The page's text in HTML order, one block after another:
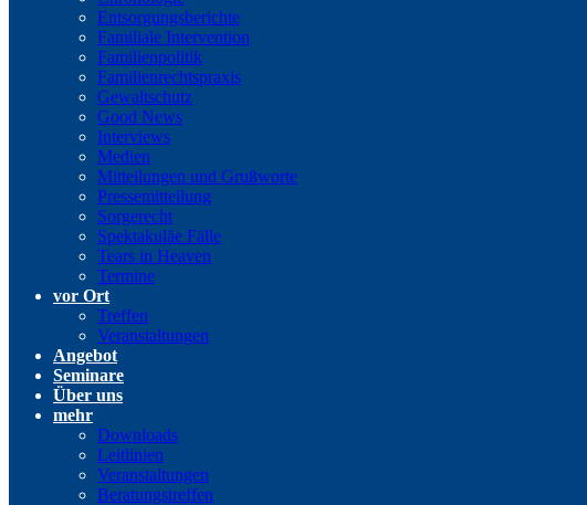
Entsorgungsberichte
Familiale Intervention
Familienpolitik
Familienrechtspraxis
Gewaltschutz
Good News
Interviews
Medien
Mitteilungen und Grußworte
Pressemitteilung
Sorgerecht
Spektakuläe Fälle
Tears in Heaven
Termine
vor Ort
Treffen
Veranstaltungen
Angebot
Seminare
Über uns
mehr
Downloads
Leitlinien
Veranstaltungen
Beratungstreffen